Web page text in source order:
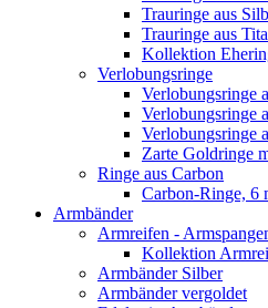
Trauringe aus
Trauringe aus
Kollektion
Verlobungsringe
Verlobungsringe
Verlobungsringe
Verlobungsringe
Zarte Goldringe
Ringe aus Carbon
Carbon-Ringe, 6
Armbänder
Armreifen -
Kollektion
Armbänder Silber
Armbänder vergoldet